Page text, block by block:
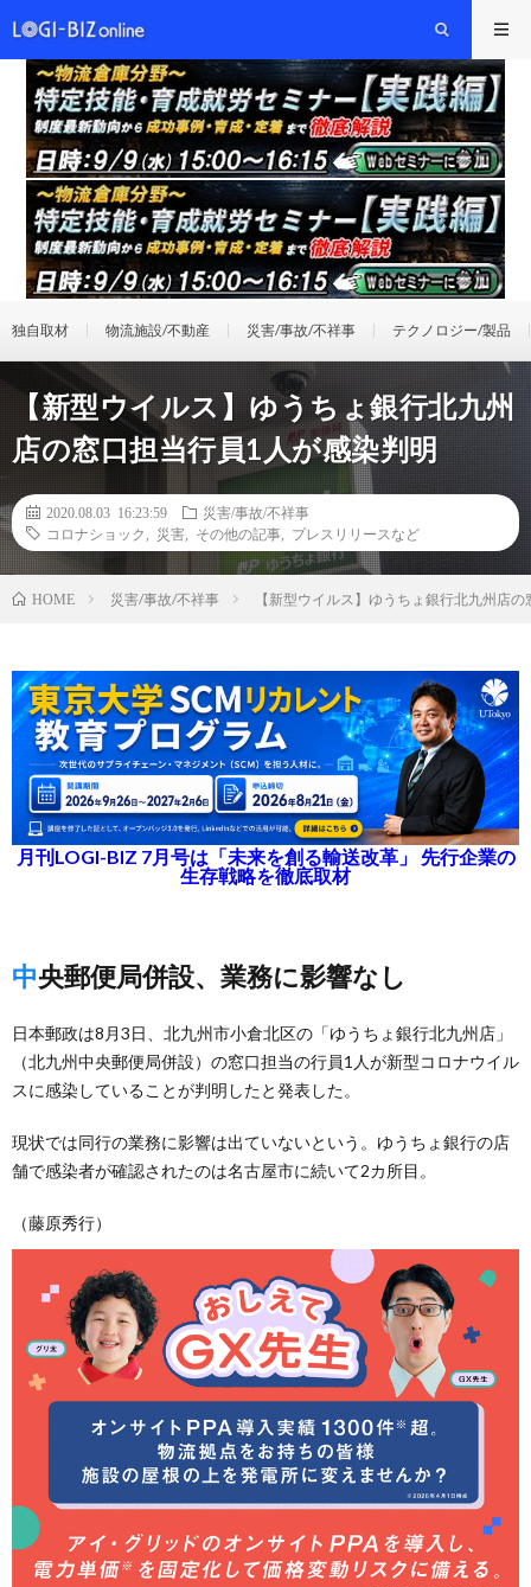
独自取材 物流施設/不動産 災害/事故/不祥事 テクノロジー/製品
【新型ウイルス】ゆうちょ銀行北九州
店の窓口担当行員1人が感染判明
2020.08.03 16:23:59
災害/事故/不祥事
コロナショック
災害 その他の記事 プレスリリースなど
HOME 災害/事故/不祥事 【新型ウイルス】ゆうちょ銀行北九州店
月刊LOGI-BIZ 7月号は「未来を創る輸送改革」 先行企業の
生存戦略を徹底取材
中央郵便局併設、業務に影響なし
日本郵政は8月3日、北九州市小倉北区の「ゆうちょ銀行北九州店」
（北九州中央郵便局併設）の窓口担当の行員1人が新型コロナウイル
スに感染していることが判明したと発表した。
現状では同行の業務に影響は出ていないという。ゆうちょ銀行の店
舗で感染者が確認されたのは名古屋市に続いて2カ所目。
（藤原秀行）